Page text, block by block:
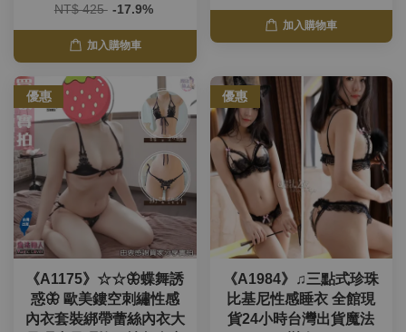
NT$ 425 -17.9%
加入購物車
加入購物車
優惠
《A1175》☆☆🦋蝶舞誘
惑🦋 歐美鏤空刺繡性感
內衣套裝綁帶蕾絲內衣大
優惠
《A1984》♫三點式珍珠
比基尼性感睡衣 全館現
貨24小時台灣出貨魔法